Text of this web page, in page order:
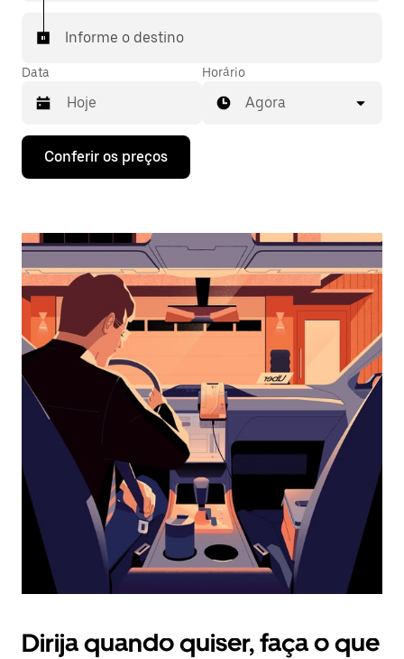
Informe o destino
Data
Pressione
seta
interagir
o
calendário
selecionar
uma
data.
Pressione
a
tecla
“ESC”
o
calendário.
Horário
Agora
Conferir os preços
Dirija quando quiser, faça o que